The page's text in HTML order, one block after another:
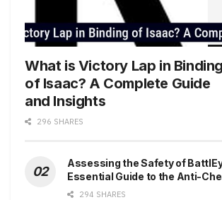
What is Victory Lap in Binding
of Isaac? A Complete Guide
and Insights
296 SHARES
Assessing the Safety of
Essential Guide to the Anti-
294 SHARES